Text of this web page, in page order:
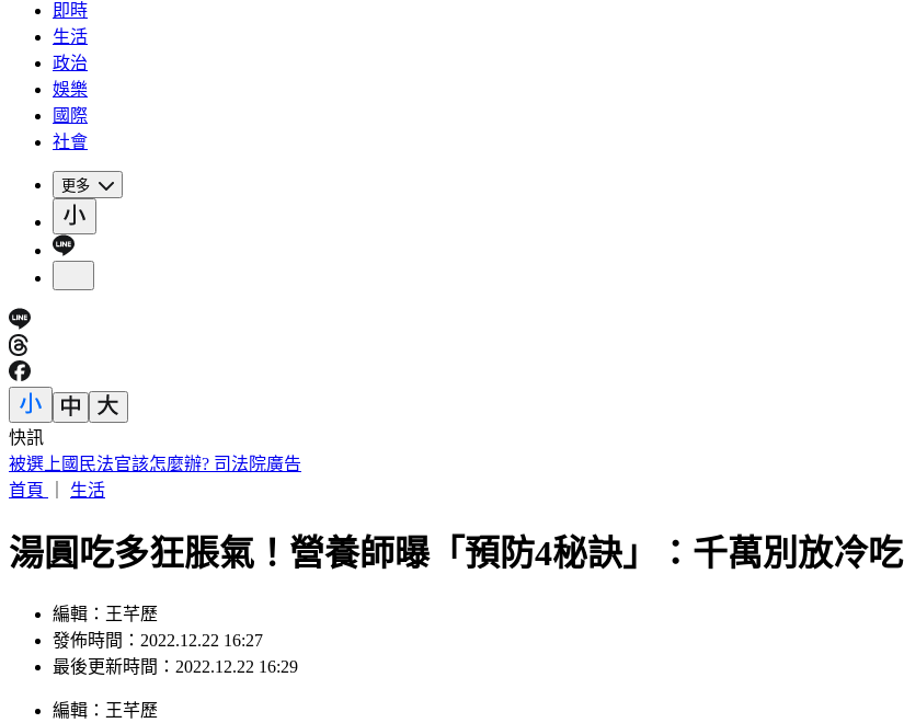
即時
生活
政治
娛樂
國際
社會
更多
快訊
員工減肥老闆買單！美銀砸80億補貼瘦瘦針 執行長喊值得
首頁
生活
湯圓吃多狂脹氣！營養師曝「預防4秘訣」：千萬別放冷吃
編輯：王芊歷
發佈時間：2022.12.22 16:27
最後更新時間：2022.12.22 16:29
編輯 ： 王芊歷